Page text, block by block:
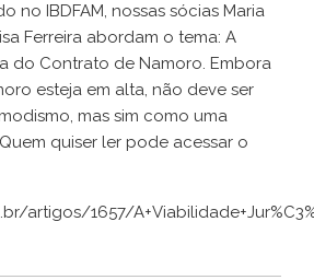
no IBDFAM, nossas sócias Maria
Ferreira abordam o tema: A
do Contrato de Namoro. Embora
esteja em alta, não deve ser
mas sim como uma
quiser ler pode acessar o
artigos/1657/